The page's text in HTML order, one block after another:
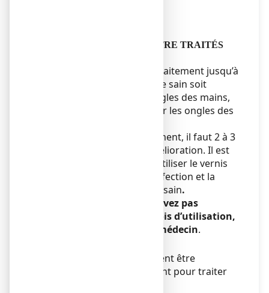
LES ONGLES DOIVENT ÊTRE TRAITÉS
Vous devez poursuivre le traitement jusqu’à
la repousse totale de l’ongle sain soit
environ 6 mois pour les ongles des mains,
et pendant 9 à 12 mois pour les ongles des
Les ongles poussant lentement, il faut 2 à 3
mois avant de voir une amélioration. Il est
important de continuer à utiliser le vernis
jusqu’à la disparition de l’infection et la
repousse totale d’un ongle sain.
si vous n’observez pas
d’amélioration après 3 mois d’utilisation,
vous devez consulter un médecin.
doivent être
respectées scrupuleusement pour traiter